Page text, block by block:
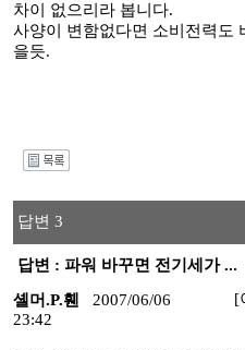
차이 없으리라 봅니다.
사양이 변함없다면 소비전력도
을듯.
답변 3
답변 : 파워 바꾸면 전기세가 ...
셸머.P.휀
2007/06/06
23:42
[